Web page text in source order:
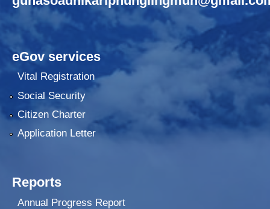
eGov services
Vital Registration
Social Security
Citizen Charter
Application Letter
Reports
Annual Progress Report